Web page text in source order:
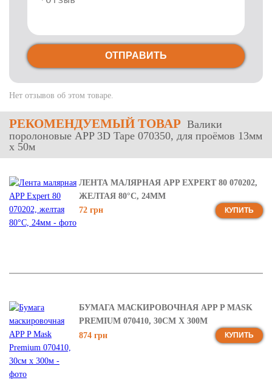
Нет отзывов об этом товаре.
ОТПРАВИТЬ
РЕКОМЕНДУЕМЫЙ ТОВАР Валики
поролоновые APP 3D Tape 070350, для проёмов 13мм
х 50м
ЛЕНТА МАЛЯРНАЯ APP EXPERT 80 070202,
ЖЕЛТАЯ 80°C, 24ММ
72 грн
КУПИТЬ
БУМАГА МАСКИРОВОЧНАЯ APP P MASK
PREMIUM 070410, 30СМ X 300М
874 грн
КУПИТЬ